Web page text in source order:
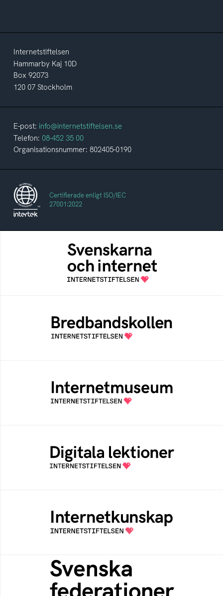
Internetstiftelsen
Hammarby Kaj 10D
Box 92073
120 07 Stockholm
E-post: info@internetstiftelsen.se
Telefon: 08-452 35 00
Organisationsnummer: 802405-0190
Certifierade enligt ISO/IEC
27001:2022
Svenskarna och internet
En årlig studie av svenska folkets
internetvanor
Bredbandskollen är ett oberoende
konsumentverktyg som drivs av
Internetstiftelsen
Ett digitalt museum som byggts, och kureras
av Internetstiftelsen
Öppen digital lärresurs med färdiga lektioner
för alla stadier i grundskolan
Samlad kunskap som hjälper dig att bli en
säker och medveten internetanvändare
Svenska federationer
Grunden för medlemskap i en sektors- eller
kontextspecifik federation